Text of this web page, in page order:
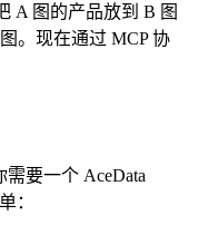
A 图的产品放到 B 图
。现在通过 MCP 协
需要一个 AceData
：